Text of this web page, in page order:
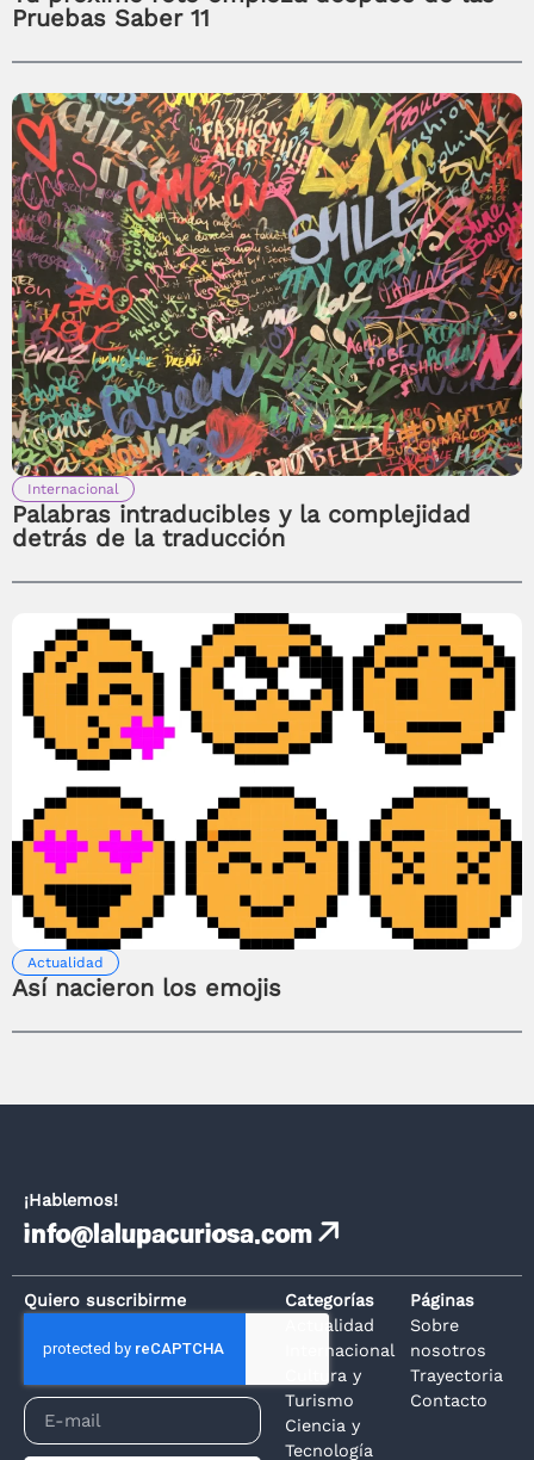
Pruebas Saber 11
Internacional
Palabras intraducibles y la complejidad
detrás de la traducción
Actualidad
Así nacieron los emojis
¡Hablemos!
info@lalupacuriosa.com
Quiero suscribirme
Categorías
Actualidad
Internacional
Cultura y
Turismo
Ciencia y
Tecnología
Páginas
Sobre
nosotros
Trayectoria
Contacto